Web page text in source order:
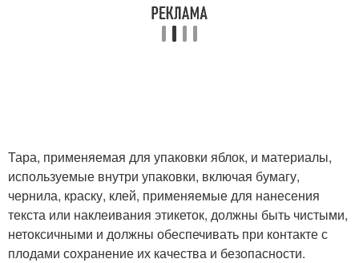
Тара, применяемая для упаковки яблок, и материалы,
используемые внутри упаковки, включая бумагу,
чернила, краску, клей, применяемые для нанесения
текста или наклеивания этикеток, должны быть чистыми,
нетоксичными и должны обеспечивать при контакте с
плодами сохранение их качества и безопасности.